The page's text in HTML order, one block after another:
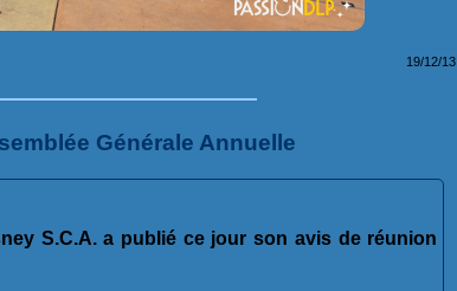
19/12/13
Générale Annuelle
S.C.A. a publié ce jour son avis de réunion